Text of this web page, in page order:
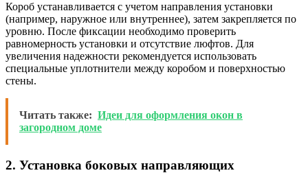
Короб устанавливается с учетом направления установки
(например, наружное или внутреннее), затем закрепляется по
уровню. После фиксации необходимо проверить
равномерность установки и отсутствие люфтов. Для
увеличения надежности рекомендуется использовать
специальные уплотнители между коробом и поверхностью
стены.
Читать также: Идеи для оформления окон в
загородном доме
2. Установка боковых направляющих